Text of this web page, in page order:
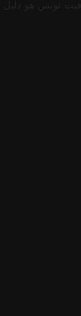
تونس هو دليل